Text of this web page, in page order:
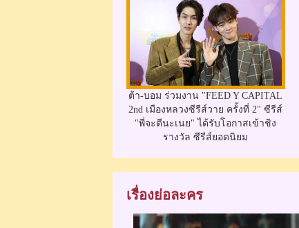
ต้า-บอม ร่วมงาน "FEED Y CAPITAL
2nd เมืองหลวงซีรีส์วาย ครั้งที่ 2" ซีรีส์
"พี่จะตีนะเนย" ได้รับโอกาสเข้าชิง
รางวัล ซีรีส์ยอดนิยม
เรื่องย่อละคร